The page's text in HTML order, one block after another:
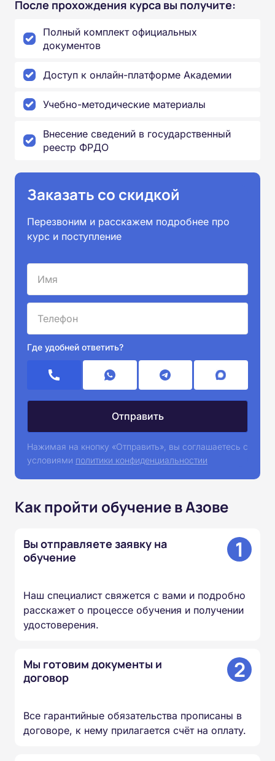
После прохождения курса вы получите:
Полный комплект официальных
документов
Доступ к онлайн-платформе Академии
Учебно-методические материалы
Внесение сведений в государственный
реестр ФРДО
Заказать со скидкой
Перезвоним и расскажем подробнее про
курс и поступление
Где удобней ответить?
Нажимая на кнопку «Отправить», вы соглашаетесь с
условиями политики конфиденциальностии
Как пройти обучение в Азове
Вы отправляете заявку на
обучение
1
Наш специалист свяжется с вами и подробно
расскажет о процессе обучения и получении
удостоверения.
Мы готовим документы и
договор
2
Все гарантийные обязательства прописаны в
договоре, к нему прилагается счёт на оплату.